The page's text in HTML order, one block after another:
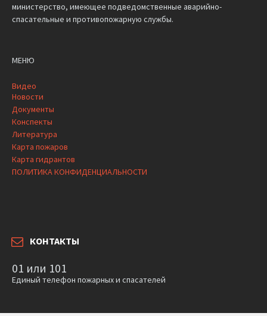
министерство, имеющее подведомственные аварийно-
спасательные и противопожарную службы.
МЕНЮ
Видео
Новости
Документы
Конспекты
Литература
Карта пожаров
Карта гидрантов
ПОЛИТИКА КОНФИДЕНЦИАЛЬНОСТИ
КОНТАКТЫ
01 или 101
Единый телефон пожарных и спасателей